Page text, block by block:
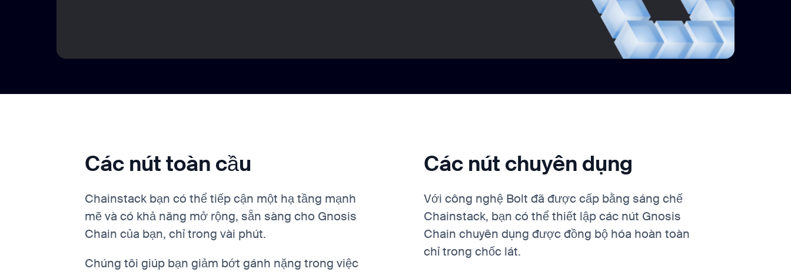
Các nút toàn cầu
Chainstack bạn có thể tiếp cận một hạ tầng mạnh
mẽ và có khả năng mở rộng, sẵn sàng cho Gnosis
Chain của bạn, chỉ trong vài phút.
Chúng tôi giúp bạn giảm bớt gánh nặng trong việc
Các nút chuyên dụng
Với công nghệ Bolt đã được cấp bằng sáng chế
Chainstack, bạn có thể thiết lập các nút Gnosis
Chain chuyên dụng được đồng bộ hóa hoàn toàn
chỉ trong chốc lát.